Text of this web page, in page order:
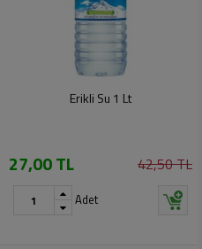
Erikli Su 1 Lt
27,00 TL 42,50 TL
Adet